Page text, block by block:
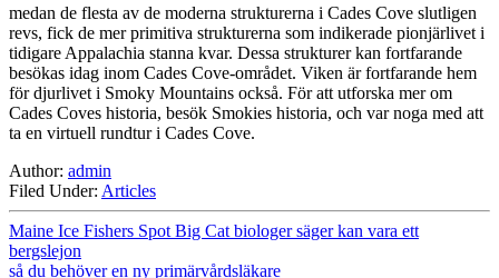
medan de flesta av de moderna strukturerna i Cades Cove slutligen
revs, fick de mer primitiva strukturerna som indikerade pionjärlivet i
tidigare Appalachia stanna kvar. Dessa strukturer kan fortfarande
besökas idag inom Cades Cove-området. Viken är fortfarande hem
för djurlivet i Smoky Mountains också. För att utforska mer om
Cades Coves historia, besök Smokies historia, och var noga med att
ta en virtuell rundtur i Cades Cove.
Author: admin
Filed Under: Articles
Maine Ice Fishers Spot Big Cat biologer säger kan vara ett
bergslejon
så du behöver en ny primärvårdsläkare